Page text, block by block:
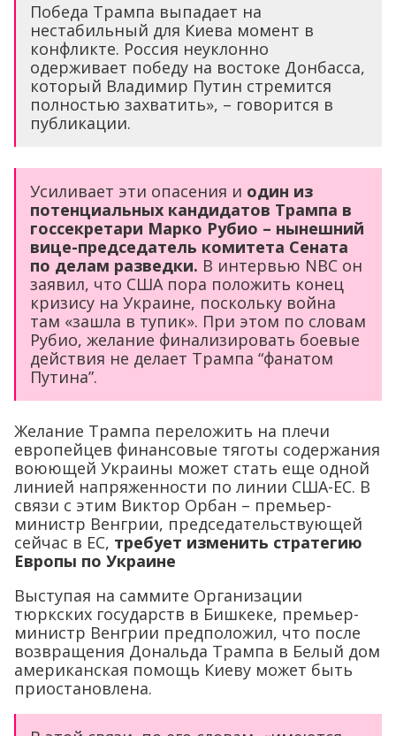
Победа Трампа выпадает на
нестабильный для Киева момент в
конфликте. Россия неуклонно
одерживает победу на востоке Донбасса,
который Владимир Путин стремится
полностью захватить», – говорится в
публикации.
Усиливает эти опасения и один из
потенциальных кандидатов Трампа в
госсекретари Марко Рубио – нынешний
вице-председатель комитета Сената
по делам разведки. В интервью NBC он
заявил, что США пора положить конец
кризису на Украине, поскольку война
там «зашла в тупик». При этом по словам
Рубио, желание финализировать боевые
действия не делает Трампа “фанатом
Путина”.
Желание Трампа переложить на плечи
европейцев финансовые тяготы содержания
воюющей Украины может стать еще одной
линией напряженности по линии США-ЕС. В
связи с этим Виктор Орбан – премьер-
министр Венгрии, председательствующей
сейчас в ЕС, требует изменить стратегию
Европы по Украине
Выступая на саммите Организации
тюркских государств в Бишкеке, премьер-
министр Венгрии предположил, что после
возвращения Дональда Трампа в Белый дом
американская помощь Киеву может быть
приостановлена.